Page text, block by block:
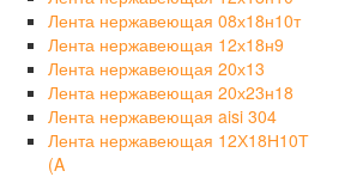
Лента нержавеющая 08х18н10т
Лента нержавеющая 12х18н9
Лента нержавеющая 20х13
Лента нержавеющая 20х23н18
Лента нержавеющая aisi 304
Лента нержавеющая 12Х18Н10Т
(A